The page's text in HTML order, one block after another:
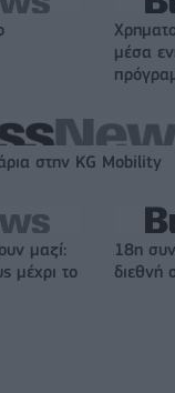
μέσα
στην KG Mobility
μαζί:
μέχρι το
18η
διεθνή